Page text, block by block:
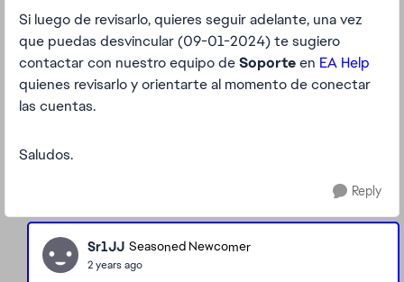
Si luego de revisarlo, quieres seguir adelante, una vez
que puedas desvincular (09-01-2024)te sugiero
contactar con nuestro equipo deSoporteen EA Help
quienes revisarlo y orientarte al momento de conectar
las cuentas.
Saludos.
Reply
Sr1JJ Seasoned Newcomer
2 years ago